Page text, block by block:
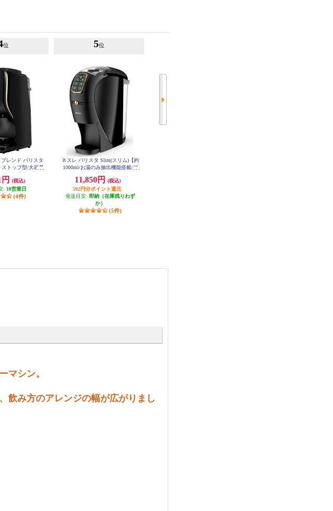
位
ブレンド バリスタ
トップ型/大容量
7PB
(税込)
: 10営業日
(4件)
5位
ネスレ バリスタ Slim(スリム)【約
1000ml/お湯のみ抽出機能搭載/プ
11,850円
(税込)
592円分ポイント還元
発送目安: 即納（在庫残りわず
か）
(5件)
マシン。
飲み方のアレンジの幅が広がりまし